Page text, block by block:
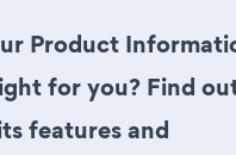
Product
for you? Find
features and